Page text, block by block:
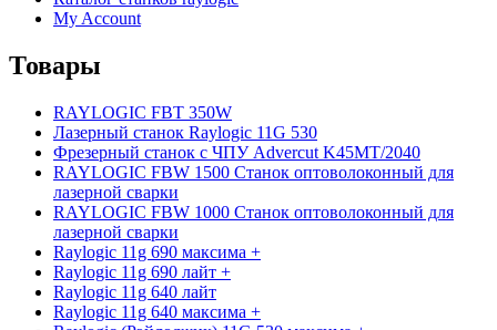
My Account
Товары
RAYLOGIC FBT 350W
Лазерный станок Raylogic 11G 530
Фрезерный станок с ЧПУ Advercut K45MT/2040
RAYLOGIC FBW 1500 Станок оптоволоконный для
лазерной сварки
RAYLOGIC FBW 1000 Станок оптоволоконный для
лазерной сварки
Raylogic 11g 690 максима +
Raylogic 11g 690 лайт +
Raylogic 11g 640 лайт
Raylogic 11g 640 максима +